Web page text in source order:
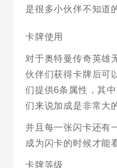
是很多小伙伴不知道
卡牌使用
对于奥特曼传奇英雄
伙伴们获得卡牌后可
们提供6条属性，其
们来说加成是非常大
并且每一张闪卡还有
成为闪卡的时候才能
卡牌等级